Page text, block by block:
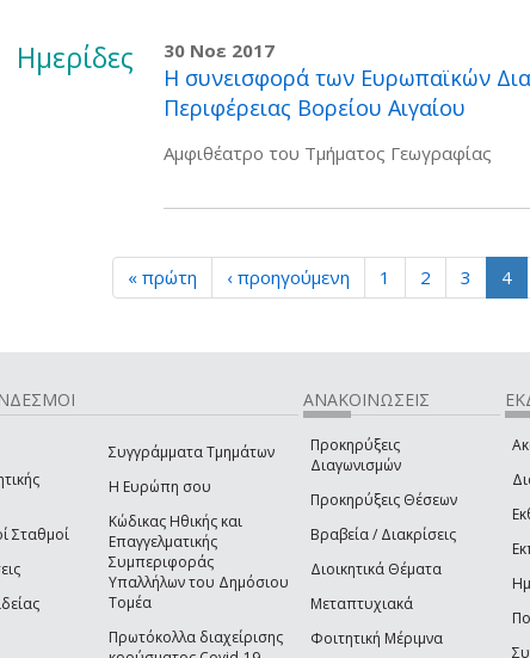
Ημερίδες 30 Νοε 2017
Η συνεισφορά των Ευρωπαϊκών
Περιφέρειας Βορείου Αιγαίου
Αμφιθέατρο του Τμήματος Γεωγραφίας
« πρώτη ‹ προηγούμενη 1 2 3 4
Σταθμοί
Συγγράμματα Τμημάτων
Η Ευρώπη σου
Κώδικας Ηθικής και
Επαγγελματικής
Συμπεριφοράς
Υπαλλήλων του Δημόσιου
Τομέα
Πρωτόκολλα διαχείρισης
ΑΝΑΚΟΙΝΩΣΕΙΣ
Προκηρύξεις
Διαγωνισμών
Προκηρύξεις Θέσεων
Βραβεία / Διακρίσεις
Διοικητικά Θέματα
Μεταπτυχιακά
Φοιτητική Μέριμνα